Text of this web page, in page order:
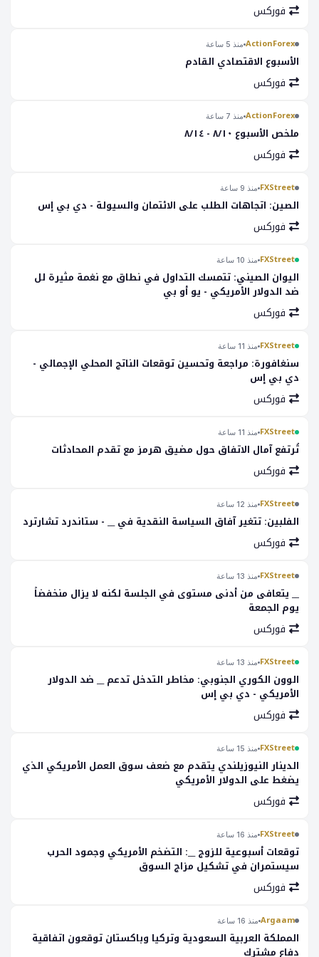
فوركس
ActionForex منذ 5 ساعة
الأسبوع الاقتصادي القادم
فوركس
ActionForex منذ 7 ساعة
ملخص الأسبوع ٨/١٠ - ٨/١٤
فوركس
FXStreet منذ 9 ساعة
الصين: اتجاهات الطلب على الائتمان والسيولة - دي بي إس
فوركس
FXStreet منذ 10 ساعة
اليوان الصيني: تتمسك التداول في نطاق مع نغمة مثيرة لل
ضد الدولار الأمريكي - يو أو بي
فوركس
FXStreet منذ 11 ساعة
سنغافورة: مراجعة وتحسين توقعات الناتج المحلي الإجمالي -
دي بي إس
فوركس
FXStreet منذ 11 ساعة
تُرتفع آمال الاتفاق حول مضيق هرمز مع تقدم المحادثات
فوركس
FXStreet منذ 12 ساعة
الفلبين: تتغير آفاق السياسة النقدية في __ - ستاندرد تشارترد
فوركس
FXStreet منذ 13 ساعة
__ يتعافى من أدنى مستوى في الجلسة لكنه لا يزال منخفضاً
يوم الجمعة
فوركس
FXStreet منذ 13 ساعة
الوون الكوري الجنوبي: مخاطر التدخل تدعم __ ضد الدولار
الأمريكي - دي بي إس
فوركس
FXStreet منذ 15 ساعة
الدينار النيوزيلندي يتقدم مع ضعف سوق العمل الأمريكي الذي
يضغط على الدولار الأمريكي
فوركس
FXStreet منذ 16 ساعة
توقعات أسبوعية للزوج __: التضخم الأمريكي وجمود الحرب
سيستمران في تشكيل مزاج السوق
فوركس
Argaam منذ 16 ساعة
المملكة العربية السعودية وتركيا وباكستان توقعون اتفاقية
دفاع مشترك